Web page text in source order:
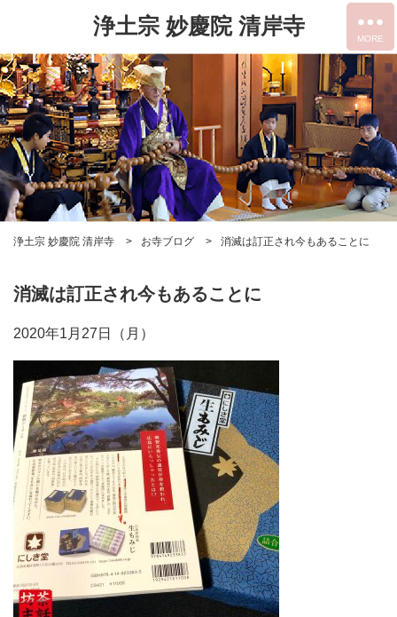
浄土宗 妙慶院 清岸寺
浄土宗 妙慶院 清岸寺 お寺ブログ 消滅は訂正され今もあることに
消滅は訂正され今もあることに
2020年1月27日（月）